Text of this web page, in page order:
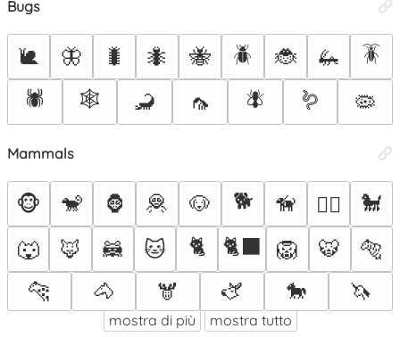
Bugs
🐌 🦋 🐛 🐜 🐝 🪲 🐞 🦗
🪳
🕷️
🕸️ 🦂 🦟 🪰 🪱 🦠
Mammals
🐵 🐒 🦍 🦧 🐶 🐕 🦮 🐕‍🦺
🐩
🐺
🦊 🦝 🐱 🐈 🐈‍⬛ 🦁 🐯
🐅
🐆
🐴 🫎 🫏 🐎 🦄
mostra di più mostra tutto